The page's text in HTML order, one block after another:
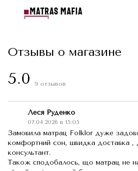
Отзывы о магазине
5.0 9 отзывов
Леся Руденко
07.04.2026 в 15:05
Замовила матрац Folklor дуже
комфортний сон, швидка доставка ,
консультант.
Також сподобалось, що матрац не